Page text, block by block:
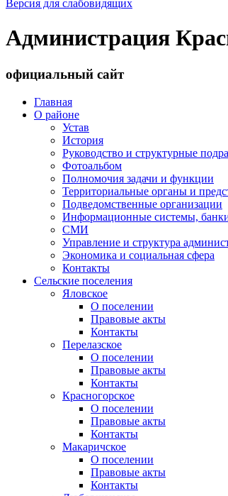
Версия для слабовидящих
Администрация
официальный сайт
Главная
О районе
Устав
История
Руководство и структурные
Фотоальбом
Полномочия задачи и функции
Территориальные органы и
Подведомственные организации
Информационные системы,
СМИ
Управление и структура
Экономика и социальная сфера
Контакты
Сельские поселения
Яловское
О поселении
Правовые акты
Контакты
Перелазское
О поселении
Правовые акты
Контакты
Красногорское
О поселении
Правовые акты
Контакты
Макаричское
О поселении
Правовые акты
Контакты